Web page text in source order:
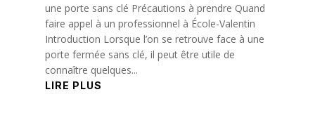
une porte sans clé Précautions à prendre Quand
faire appel à un professionnel à École-Valentin
Introduction Lorsque l’on se retrouve face à une
porte fermée sans clé, il peut être utile de
connaître quelques...
LIRE PLUS